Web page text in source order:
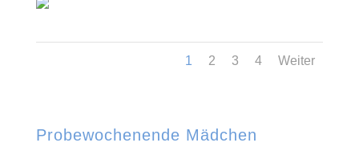
1 2 3 4 Weiter
Probewochenende Mädchen